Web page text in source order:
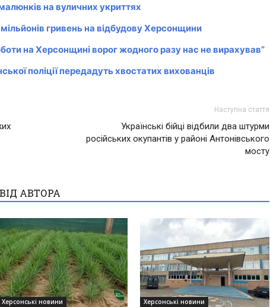
на вуличних укриттях
гривень на відбудову Херсонщини
на Херсонщині ворог жодного разу нас не вирахував”
поліції передадуть хвостатих вихованців
Наступна стаття
Українські бійці відбили два штурми
російських окупантів у районі Антонівського
мосту
АВТОРА
Херсонські новини Херсонські новини